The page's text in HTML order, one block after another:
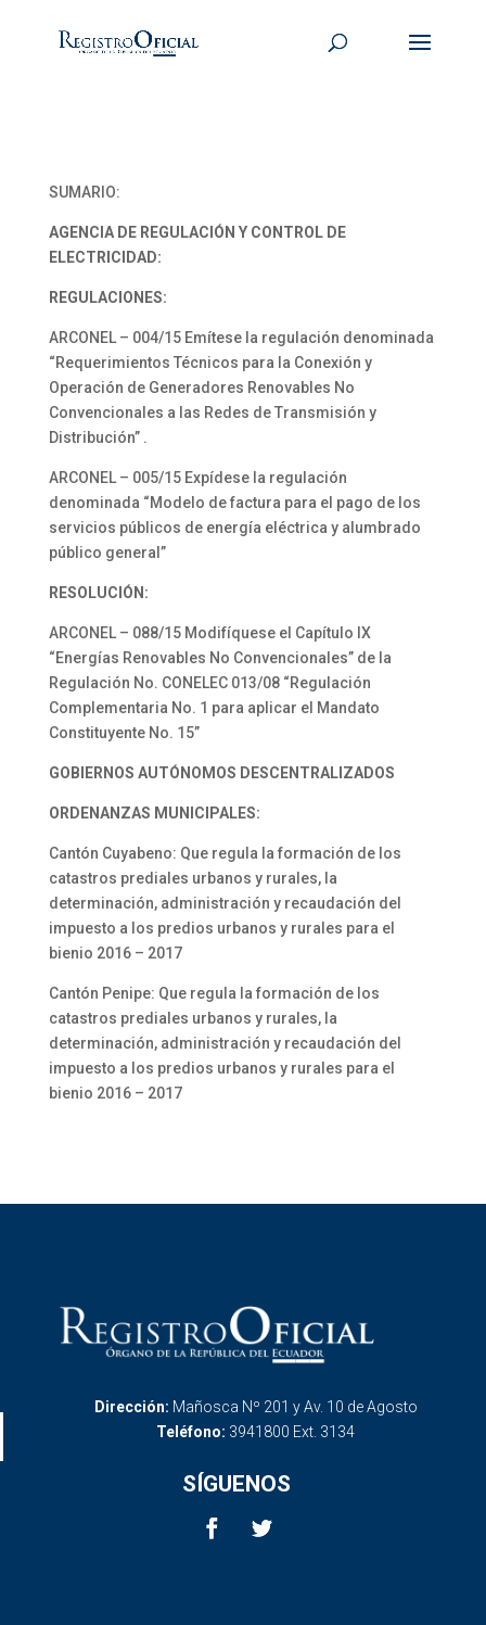
SUMARIO:
AGENCIA DE REGULACIÓN Y CONTROL DE
ELECTRICIDAD:
REGULACIONES:
ARCONEL – 004/15 Emítese la regulación denominada
“Requerimientos Técnicos para la Conexión y
Operación de Generadores Renovables No
Convencionales a las Redes de Transmisión y
Distribución” .
ARCONEL – 005/15 Expídese la regulación
denominada “Modelo de factura para el pago de los
servicios públicos de energía eléctrica y alumbrado
público general”
RESOLUCIÓN:
ARCONEL – 088/15 Modifíquese el Capítulo IX
“Energías Renovables No Convencionales” de la
Regulación No. CONELEC 013/08 “Regulación
Complementaria No. 1 para aplicar el Mandato
Constituyente No. 15”
GOBIERNOS AUTÓNOMOS DESCENTRALIZADOS
ORDENANZAS MUNICIPALES:
Cantón Cuyabeno: Que regula la formación de los
catastros prediales urbanos y rurales, la
determinación, administración y recaudación del
impuesto a los predios urbanos y rurales para el
bienio 2016 – 2017
Cantón Penipe: Que regula la formación de los
catastros prediales urbanos y rurales, la
determinación, administración y recaudación del
impuesto a los predios urbanos y rurales para el
bienio 2016 – 2017
Dirección: Mañosca Nº 201 y Av. 10 de Agosto
Teléfono: 3941800 Ext. 3134
SÍGUENOS